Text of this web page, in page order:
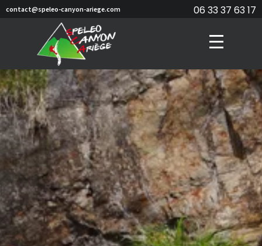
contact@speleo-canyon-ariege.com 06 33 37 63 17